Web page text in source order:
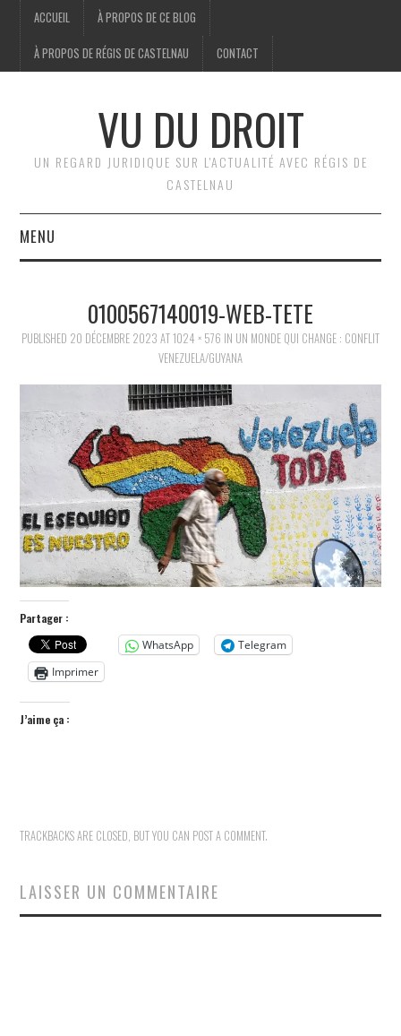
ACCUEIL À PROPOS DE CE BLOG
À PROPOS DE RÉGIS DE CASTELNAU CONTACT
VU DU DROIT
UN REGARD JURIDIQUE SUR L'ACTUALITÉ AVEC RÉGIS DE
CASTELNAU
MENU
POLITIQUE
HISTOIRE
CULTURE
SPORT
0100567140019-WEB-TETE
PUBLISHED 20 DÉCEMBRE 2023 AT1024 × 576 IN UN MONDE QUI CHANGE : CONFLIT
VENEZUELA/GUYANA
Partager :
WhatsApp
Telegram
Imprimer
J’aime ça :
TRACKBACKS ARE CLOSED, BUT YOU CAN POST A COMMENT.
LAISSER UN COMMENTAIRE